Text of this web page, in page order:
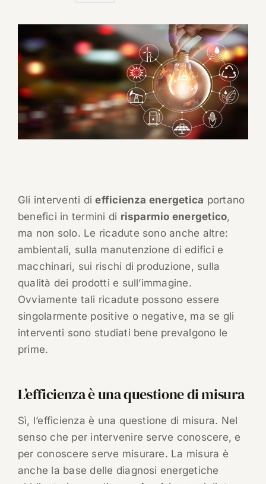
Gli interventi diefficienza energetica portano
benefici in termini di risparmio energetico,
ma non solo. Le ricadute sono anche altre:
ambientali, sulla manutenzione di edifici e
macchinari, sui rischi di produzione, sulla
qualità dei prodotti e sull’immagine.
Ovviamente tali ricadute possono essere
singolarmente positive o negative, ma se gli
interventi sono studiati bene prevalgono le
prime.
L’efficienza è una questione di misura
Sì, l’efficienza è una questione di misura. Nel
senso che per intervenire serve conoscere, e
per conoscere serve misurare. La misura è
anche la base delle diagnosi energetiche